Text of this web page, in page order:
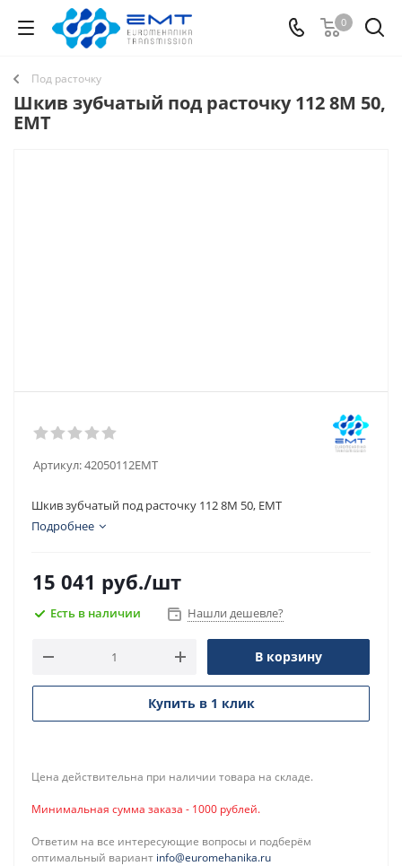
0
Под расточку
Шкив зубчатый под расточку 112 8M 50,
EMT
Артикул:42050112EMT
Шкив зубчатый под расточку 112 8M 50, EMT
Подробнее
15 041 руб./шт
Есть в наличии Нашли дешевле?
В корзину
Купить в 1 клик
Цена действительна при наличии товара на складе.
Минимальная сумма заказа - 1000 рублей.
Ответим на все интересующие вопросы и подберём
оптимальный вариант info@euromehanika.ru